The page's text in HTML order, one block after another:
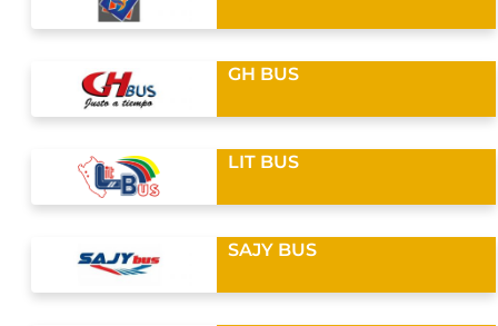
GH BUS
LIT BUS
SAJY BUS